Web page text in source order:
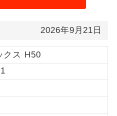
2026年9月21日
クス H50
様限定でご参加いただけるコー
利用でも追加料金がかからない
す。
定でご参加いただけるコースで